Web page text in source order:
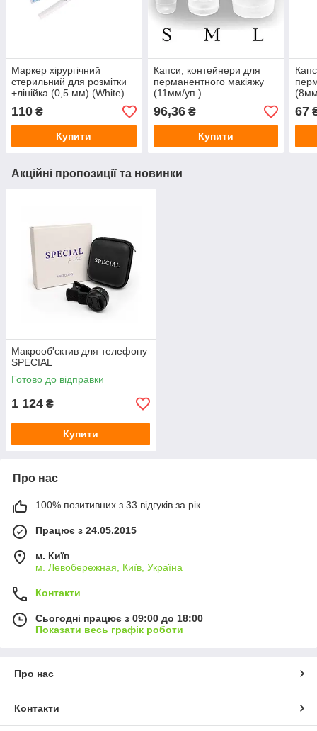
Маркер хірургічний
стерильний для розмітки
+лінійка (0,5 мм) (White)
110 ₴
Купити
Капси, контейнери для
перманентного макіяжу
(11мм/уп.)
96,36₴
Купити
67
Акційні пропозиції та новинки
Макрооб'єктив для телефону
SPECIAL
Готово до відправки
1 124 ₴
Купити
Про нас
100% позитивних з 33 відгуків за рік
Працює з 24.05.2015
м. Київ
м. Левобережная, Київ, Україна
Контакти
Сьогодні працює з 09:00 до 18:00
Показати весь графік роботи
Про нас
Контакти